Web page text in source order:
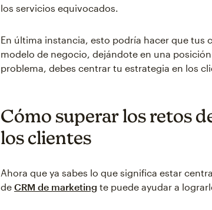
los servicios equivocados.
En última instancia, esto podría hacer que tus
modelo de negocio, dejándote en una
problema, debes centrar tu estrategia en los
Cómo superar los retos
los clientes
Ahora que ya sabes lo que significa estar
de CRM de marketing te puede ayudar a